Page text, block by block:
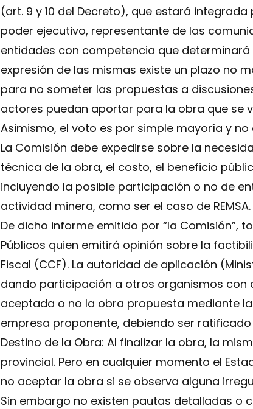
(art. 9 y 10 del Decreto), que estará
poder ejecutivo, representante de las
entidades con competencia que
expresión de las mismas existe un plazo no
para no someter las propuestas a
actores puedan aportar para la obra que se
Asimismo, el voto es por simple mayoría y
La Comisión debe expedirse sobre la
técnica de la obra, el costo, el beneficio
incluyendo la posible participación o no de
actividad minera, como ser el caso de REMSA.
De dicho informe emitido por “la Comisión”,
Públicos quien emitirá opinión sobre la
Fiscal (CCF). La autoridad de aplicación
dando participación a otros organismos con
aceptada o no la obra propuesta mediante
empresa proponente, debiendo ser
Destino de la Obra: Al finalizar la obra, la
provincial. Pero en cualquier momento el
no aceptar la obra si se observa alguna
Sin embargo no existen pautas detalladas o